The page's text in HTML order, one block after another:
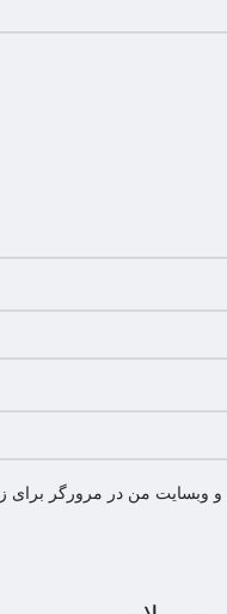
و وبسایت من در مرورگر برای